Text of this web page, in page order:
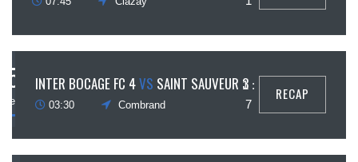
5 INTER BOCAGE FC 4VS SAINT SAUVEUR 3
03:30 Combrand
1 :
7
RECAP